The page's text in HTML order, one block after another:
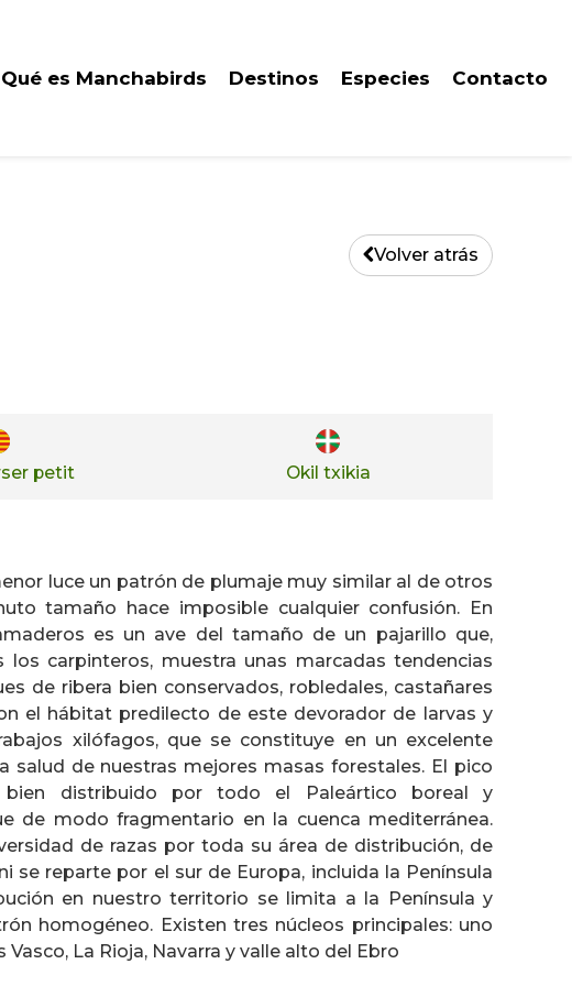
Qué es Manchabirds Destinos Especies Contacto
Volver atrás
petit Okil txikia
luce un patrón de plumaje muy similar al de otros
tamaño hace imposible cualquier confusión. En
es un ave del tamaño de un pajarillo que,
carpinteros, muestra unas marcadas tendencias
de ribera bien conservados, robledales, castañares
el hábitat predilecto de este devorador de larvas y
xilófagos, que se constituye en un excelente
salud de nuestras mejores masas forestales. El pico
bien distribuido por todo el Paleártico boreal y
de modo fragmentario en la cuenca mediterránea.
de razas por toda su área de distribución, de
se reparte por el sur de Europa, incluida la Península
en nuestro territorio se limita a la Península y
homogéneo. Existen tres núcleos principales: uno
Vasco, La Rioja, Navarra y valle alto del Ebro